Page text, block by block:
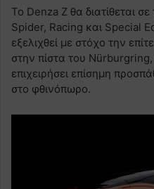
Το Denza Z θα διατίθεται
Spider, Racing και Special
εξελιχθεί με στόχο την
στην πίστα του
επιχειρήσει επίσημη
στο φθινόπωρο.